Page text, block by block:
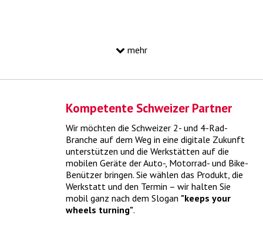
Mythos "Online-Reifen vs. yourwheels"
yourwheels verbindet den Reifenkauf direkt mit einer online-
Terminbuchung> mehr
mehr
Kompetente Schweizer Partner
Wir möchten die Schweizer 2- und 4-Rad-
Branche auf dem Weg in eine digitale Zukunft
unterstützen und die Werkstätten auf die
mobilen Geräte der Auto-, Motorrad- und Bike-
Benützer bringen. Sie wählen das Produkt, die
Werkstatt und den Termin – wir halten Sie
mobil ganz nach dem Slogan "keeps your
wheels turning".